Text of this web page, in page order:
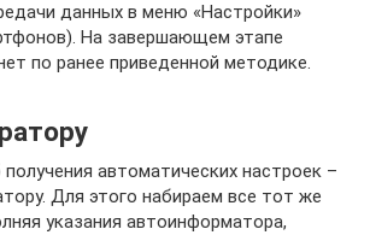
данных в меню «Настройки»
На завершающем этапе
по ранее приведенной методике.
автоматических настроек –
Для этого набираем все тот же
указания автоинформатора,